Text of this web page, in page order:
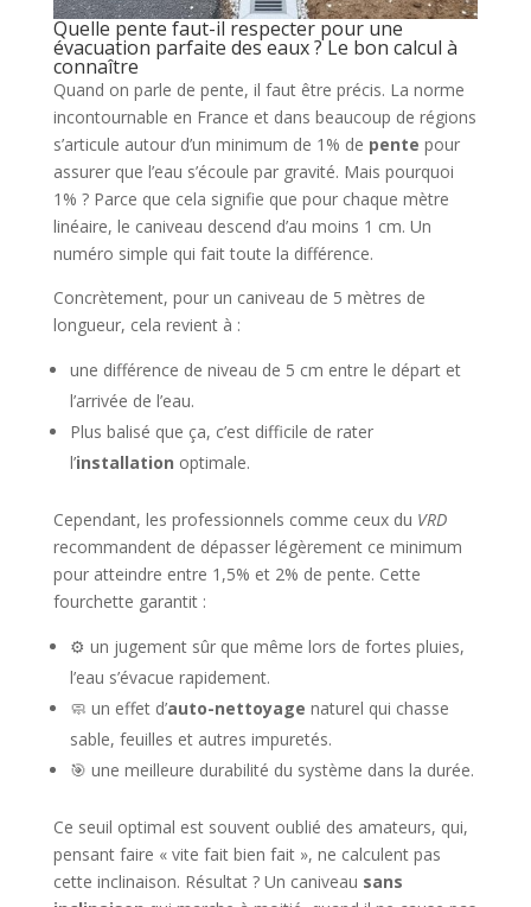
Quelle pente faut-il respecter pour une
évacuation parfaite des eaux ? Le bon calcul à
connaître
Quand on parle de pente, il faut être précis. La norme
incontournable en France et dans beaucoup de régions
s’articule autour d’un minimum de 1% de pente pour
assurer que l’eau s’écoule par gravité. Mais pourquoi
1% ? Parce que cela signifie que pour chaque mètre
linéaire, le caniveau descend d’au moins 1 cm. Un
numéro simple qui fait toute la différence.
Concrètement, pour un caniveau de 5 mètres de
longueur, cela revient à :
une différence de niveau de 5 cm entre le départ et
l’arrivée de l’eau.
Plus balisé que ça, c’est difficile de rater
l’installation optimale.
Cependant, les professionnels comme ceux du VRD
recommandent de dépasser légèrement ce minimum
pour atteindre entre 1,5% et 2% de pente. Cette
fourchette garantit :
⚙️ un jugement sûr que même lors de fortes pluies,
l’eau s’évacue rapidement.
🧼 un effet d’auto-nettoyage naturel qui chasse
sable, feuilles et autres impuretés.
🎯 une meilleure durabilité du système dans la durée.
Ce seuil optimal est souvent oublié des amateurs, qui,
pensant faire « vite fait bien fait », ne calculent pas
cette inclinaison. Résultat ? Un caniveau sans